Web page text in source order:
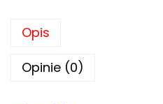
Opis
Opinie (0)